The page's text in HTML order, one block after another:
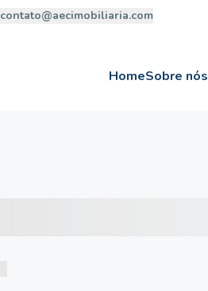
contato@aecimobiliaria.com
HomeSobre nós